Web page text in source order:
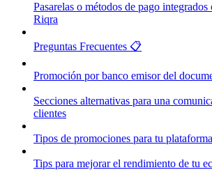
Pasarelas o métodos de pago
Riqra
Preguntas Frecuentes 📋
Promoción por banco emisor del
Secciones alternativas para una
clientes
Tipos de promociones para tu plataforma
Tips para mejorar el rendimiento de tu